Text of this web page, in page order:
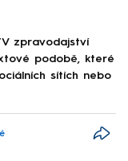
zpravodajství
podobě, které
sítích nebo